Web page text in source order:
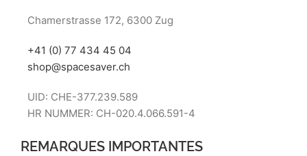
Chamerstrasse 172, 6300 Zug
+41 (0) 77 434 45 04
shop@spacesaver.ch
UID: CHE-377.239.589
HR NUMMER: CH-020.4.066.591-4
REMARQUES IMPORTANTES